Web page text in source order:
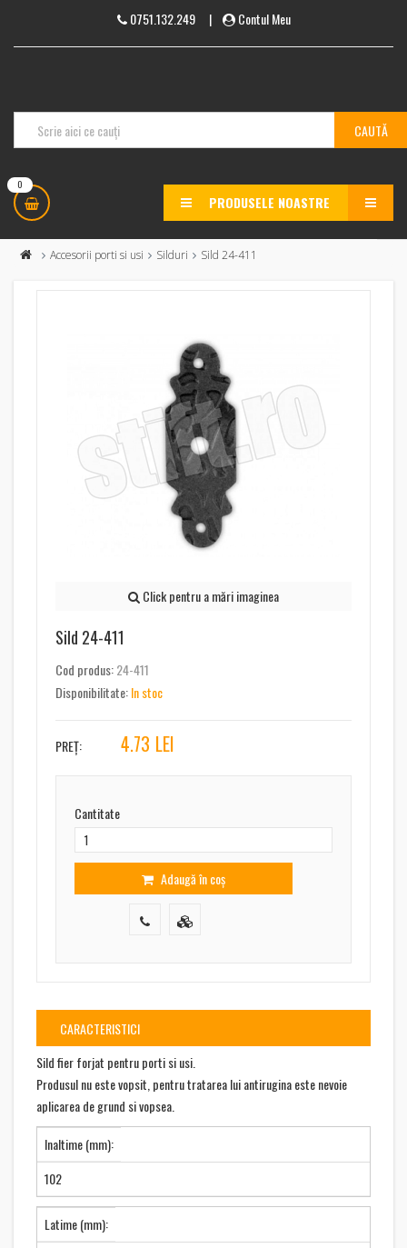
0751.132.249| Contul Meu
0
PRODUSELE NOASTRE MENU
Accesorii porti si usi Silduri Sild 24-411
Click pentru a mări imaginea
Sild 24-411
Cod produs:24-411
Disponibilitate:In stoc
PREȚ: 4.73 LEI
Cantitate
Adaugă în coș
CARACTERISTICI
Sild fier forjat pentru porti si usi.
Produsul nu este vopsit, pentru tratarea lui antirugina este nevoie
aplicarea de grund si vopsea.
Inaltime (mm):
102
Latime (mm):